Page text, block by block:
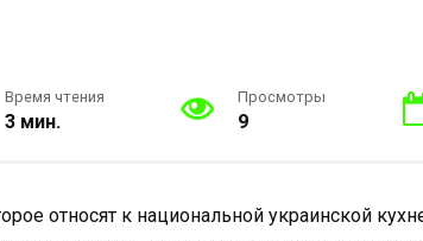
Время чтения
3 мин.
Просмотры
9
относят к национальной украинской